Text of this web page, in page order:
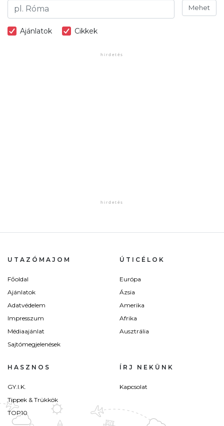
Mehet
Ajánlatok Cikkek
UTAZÓMAJOM
Főoldal
Ajánlatok
Adatvédelem
Impresszum
Médiaajánlat
Sajtómegjelenések
ÚTICÉLOK
Európa
Ázsia
Amerika
Afrika
Ausztrália
HASZNOS
GY.I.K.
Tippek & Trükkök
TOP10
ÍRJ NEKÜNK
Kapcsolat